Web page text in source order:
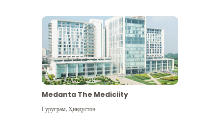
Medanta The Mediciity
Гуруграм,Ҳиндустон